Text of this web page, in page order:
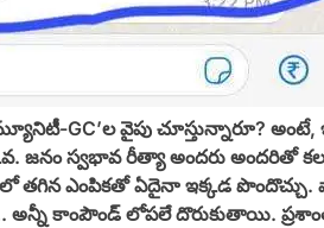
GC’ల వైపు చూస్తున్నారూ?
జనం స్వభావ రీత్యా అందరు అందరితో
తగిన ఎంపికతో ఏదైనా ఇక్కడ
అన్నీ కాంపౌండ్ లోపలే దొరుకుతాయి.